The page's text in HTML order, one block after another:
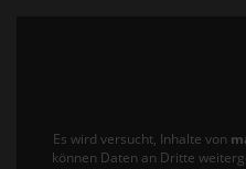
Es wird versucht, Inhalte von
können Daten an Dritte